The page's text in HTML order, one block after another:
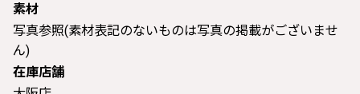
素材
写真参照(素材表記のないものは写真の掲載がございませ
ん)
在庫店舗